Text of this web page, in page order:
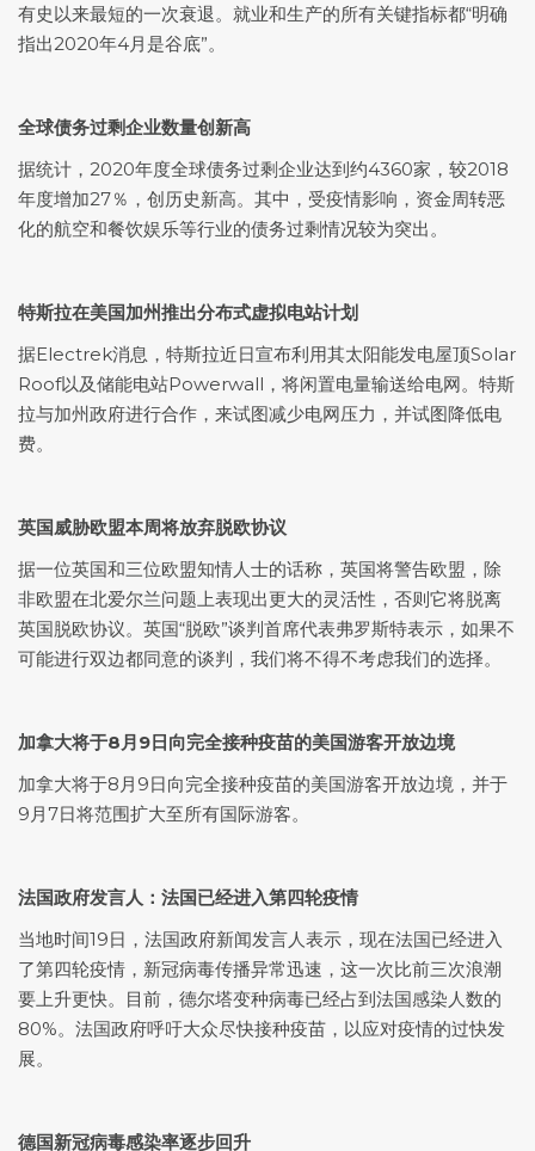
有史以来最短的一次衰退。就业和生产的所有关键指标都“明确
指出2020年4月是谷底”。
全球债务过剩企业数量创新高
据统计，2020年度全球债务过剩企业达到约4360家，较2018
年度增加27％，创历史新高。其中，受疫情影响，资金周转恶
化的航空和餐饮娱乐等行业的债务过剩情况较为突出。
特斯拉在美国加州推出分布式虚拟电站计划
据Electrek消息，特斯拉近日宣布利用其太阳能发电屋顶Solar
Roof以及储能电站Powerwall，将闲置电量输送给电网。特斯
拉与加州政府进行合作，来试图减少电网压力，并试图降低电
费。
英国威胁欧盟本周将放弃脱欧协议
据一位英国和三位欧盟知情人士的话称，英国将警告欧盟，除
非欧盟在北爱尔兰问题上表现出更大的灵活性，否则它将脱离
英国脱欧协议。英国“脱欧”谈判首席代表弗罗斯特表示，如果不
可能进行双边都同意的谈判，我们将不得不考虑我们的选择。
加拿大将于8月9日向完全接种疫苗的美国游客开放边境
加拿大将于8月9日向完全接种疫苗的美国游客开放边境，并于
9月7日将范围扩大至所有国际游客。
法国政府发言人：法国已经进入第四轮疫情
当地时间19日，法国政府新闻发言人表示，现在法国已经进入
了第四轮疫情，新冠病毒传播异常迅速，这一次比前三次浪潮
要上升更快。目前，德尔塔变种病毒已经占到法国感染人数的
80%。法国政府呼吁大众尽快接种疫苗，以应对疫情的过快发
展。
德国新冠病毒感染率逐步回升